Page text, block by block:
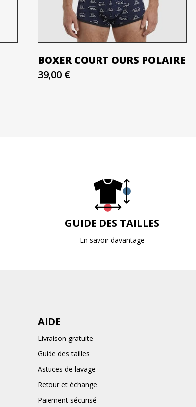
BOXER COURT OURS POLAIRE
39,00 €
GUIDE DES TAILLES
En savoir davantage
AIDE
Livraison gratuite
Guide des tailles
Astuces de lavage
Retour et échange
Paiement sécurisé